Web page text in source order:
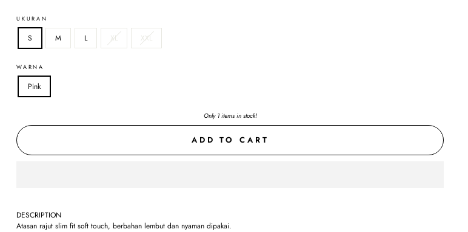
UKURAN
S M L XL XXL
WARNA
Pink
Only 1 items in stock!
ADD TO CART
DESCRIPTION
Atasan rajut slim fit soft touch, berbahan lembut dan nyaman dipakai.